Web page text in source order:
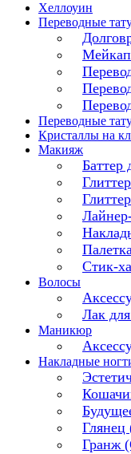
Хеллоуин
Переводные
Переводные
Кристаллы на
Макияж
Баттер
Стик-
Волосы
Лак
Маникюр
Накладные
Глянец
Гранж